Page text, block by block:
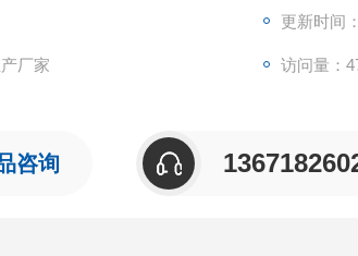
更新时间
厂家 访问量：
咨询